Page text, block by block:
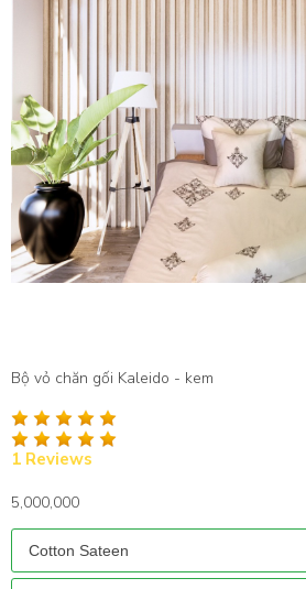
Bộ vỏ chăn gối Kaleido - kem
1 Reviews
5,000,000